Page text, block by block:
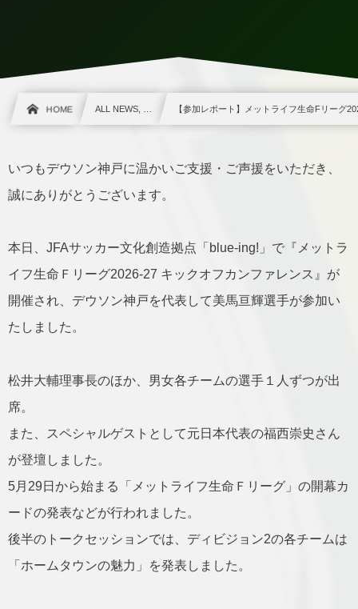
HOME ALL NEWS, … 【参加レポート】メットライフ生命Fリーグ
いつもデウソン神戸に温かいご支援・ご声援をいただき、
誠にありがとうございます。
本日、JFAサッカー文化創造拠点「blue-ing!」で『メットラ
イフ生命Ｆリーグ2026-27 キックオフカンファレンス』が
開催され、デウソン神戸を代表して美馬亘輝選手が参加い
たしました。
松井大輔理事長のほか、男女各チームの選手１人ずつが出
席。
また、スペシャルゲストとして元日本代表の福西崇史さん
が登壇しました。
5月29日から始まる「メットライフ生命Ｆリーグ」の開幕カ
ードの発表などが行われました。
後半のトークセッションでは、ディビジョン2の各チームは
「ホームタウンの魅力」を発表しました。